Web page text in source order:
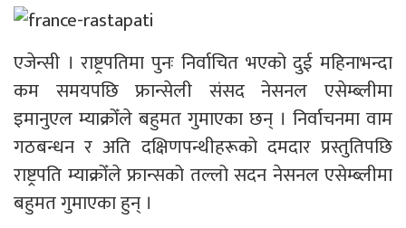
एजेन्सी । राष्ट्रपतिमा पुनः निर्वाचित भएको दुई महिनाभन्दा
कम समयपछि फ्रान्सेली संसद नेसनल एसेम्ब्लीमा
इमानुएल म्याक्रोँले बहुमत गुमाएका छन् । निर्वाचनमा वाम
गठबन्धन र अति दक्षिणपन्थीहरूको दमदार प्रस्तुतिपछि
राष्ट्रपति म्याक्रोँले फ्रान्सको तल्लो सदन नेसनल एसेम्ब्लीमा
बहुमत गुमाएका हुन् ।